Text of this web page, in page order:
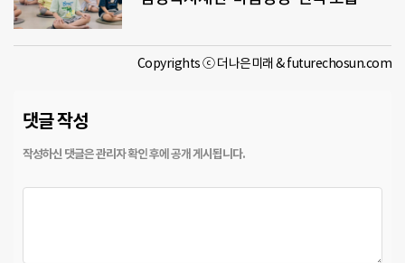
Copyrights ⓒ 더나은미래 & futurechosun.com
댓글 작성